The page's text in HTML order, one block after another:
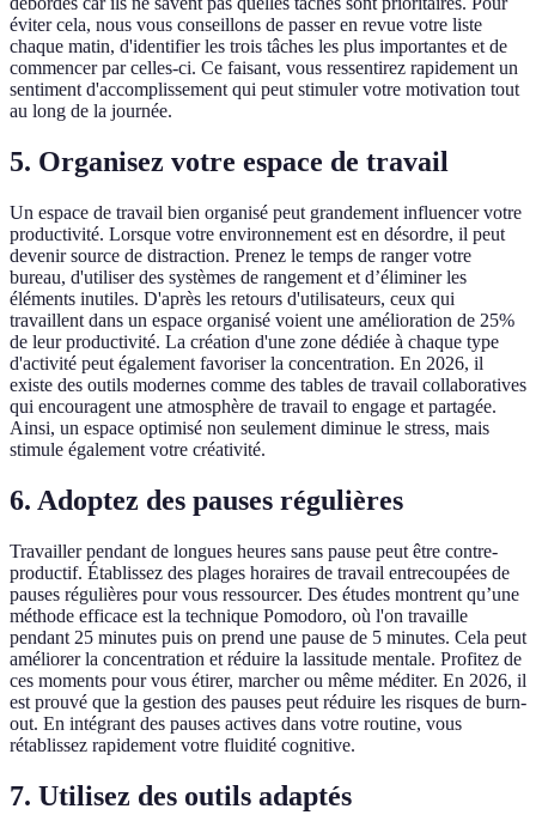
éviter cela, nous vous conseillons de passer en revue votre liste
chaque matin, d'identifier les trois tâches les plus importantes et de
commencer par celles-ci. Ce faisant, vous ressentirez rapidement un
sentiment d'accomplissement qui peut stimuler votre motivation tout
au long de la journée.
5. Organisez votre espace de travail
Un espace de travail bien organisé peut grandement influencer votre
productivité. Lorsque votre environnement est en désordre, il peut
devenir source de distraction. Prenez le temps de ranger votre
bureau, d'utiliser des systèmes de rangement et d’éliminer les
éléments inutiles. D'après les retours d'utilisateurs, ceux qui
travaillent dans un espace organisé voient une amélioration de 25%
de leur productivité. La création d'une zone dédiée à chaque type
d'activité peut également favoriser la concentration. En 2026, il
existe des outils modernes comme des tables de travail collaboratives
qui encouragent une atmosphère de travail to engage et partagée.
Ainsi, un espace optimisé non seulement diminue le stress, mais
stimule également votre créativité.
6. Adoptez des pauses régulières
Travailler pendant de longues heures sans pause peut être contre-
productif. Établissez des plages horaires de travail entrecoupées de
pauses régulières pour vous ressourcer. Des études montrent qu’une
méthode efficace est la technique Pomodoro, où l'on travaille
pendant 25 minutes puis on prend une pause de 5 minutes. Cela peut
améliorer la concentration et réduire la lassitude mentale. Profitez de
ces moments pour vous étirer, marcher ou même méditer. En 2026, il
est prouvé que la gestion des pauses peut réduire les risques de burn-
out. En intégrant des pauses actives dans votre routine, vous
rétablissez rapidement votre fluidité cognitive.
7. Utilisez des outils adaptés